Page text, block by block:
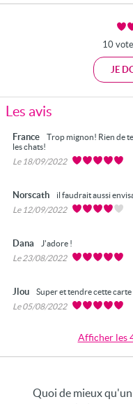
10
JE
Les avis
France
Trop mignon! Rien de
les chats!
Le 18/09/2022
Norscath
il faudrait aussi
Le 12/09/2022
Dana
J'adore !
Le 23/08/2022
Jlou
Super et tendre cette carte
Le 05/08/2022
Afficher les
Quoi de mieux